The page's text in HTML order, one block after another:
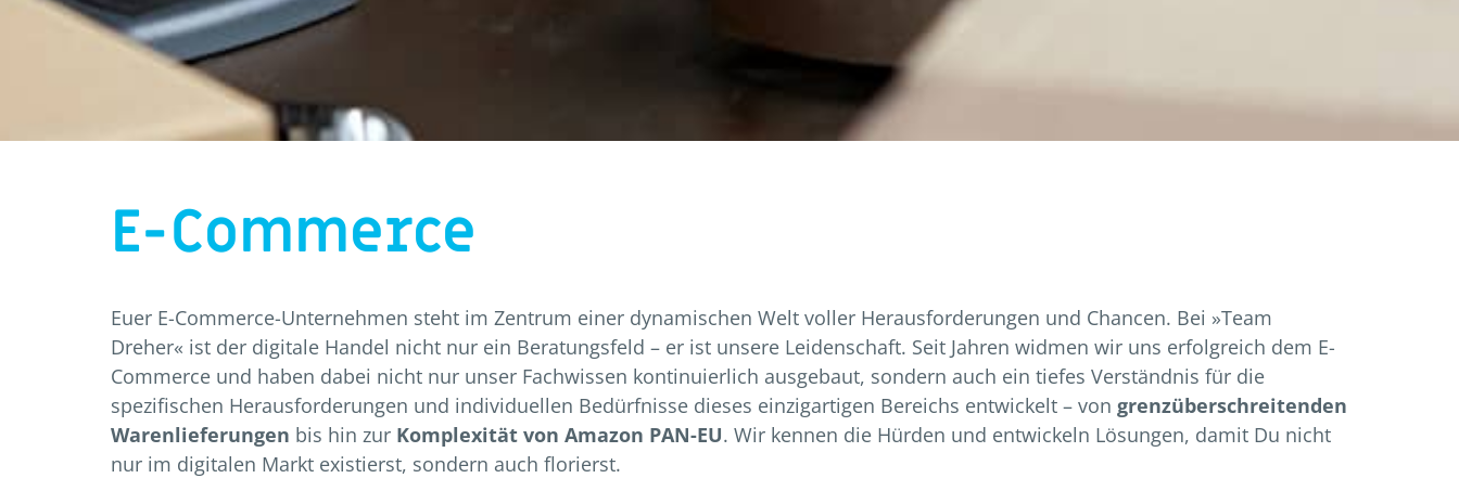
E-Commerce
Euer E-Commerce-Unternehmen steht im Zentrum einer dynamischen Welt voller Herausforderungen und Chancen. Bei »Team
Dreher« ist der digitale Handel nicht nur ein Beratungsfeld – er ist unsere Leidenschaft. Seit Jahren widmen wir uns erfolgreich dem E-
Commerce und haben dabei nicht nur unser Fachwissen kontinuierlich ausgebaut, sondern auch ein tiefes Verständnis für die
spezifischen Herausforderungen und individuellen Bedürfnisse dieses einzigartigen Bereichs entwickelt – von grenzüberschreitenden
Warenlieferungen bis hin zur Komplexität von Amazon PAN-EU. Wir kennen die Hürden und entwickeln Lösungen, damit Du nicht
nur im digitalen Markt existierst, sondern auch florierst.